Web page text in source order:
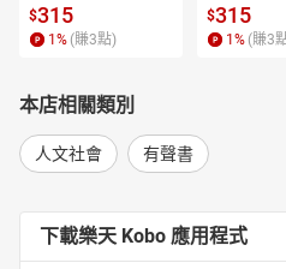
$315
1 % (賺3點)
$315
1 % (賺3
本店相關類別
人文社會 有聲書
下載樂天 Kobo 應用程式